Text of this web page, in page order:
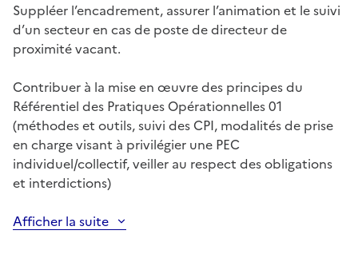
Suppléer l’encadrement, assurer l’animation et le suivi
d’un secteur en cas de poste de directeur de
proximité vacant.
Contribuer à la mise en œuvre des principes du
Référentiel des Pratiques Opérationnelles 01
(méthodes et outils, suivi des CPI, modalités de prise
en charge visant à privilégier une PEC
individuel/collectif, veiller au respect des obligations
et interdictions)
Afficher la suite